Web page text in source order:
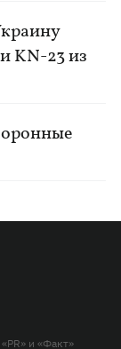
KN-23 из
и «Факт»